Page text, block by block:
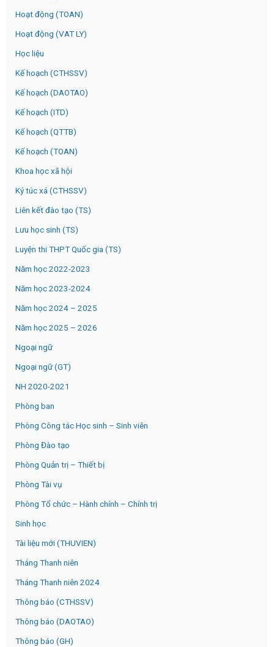
Hoạt động (TOAN)
Hoạt động (VAT LY)
Học liệu
Kế hoạch (CTHSSV)
Kế hoạch (DAOTAO)
Kế hoạch (ITD)
Kế hoạch (QTTB)
Kế hoạch (TOAN)
Khoa học xã hội
Ký túc xá (CTHSSV)
Liên kết đào tạo (TS)
Lưu học sinh (TS)
Luyện thi THPT Quốc gia (TS)
Năm học 2022-2023
Năm học 2023-2024
Năm học 2024 – 2025
Năm học 2025 – 2026
Ngoại ngữ
Ngoại ngữ (GT)
NH 2020-2021
Phòng ban
Phòng Công tác Học sinh – Sinh viên
Phòng Đào tạo
Phòng Quản trị – Thiết bị
Phòng Tài vụ
Phòng Tổ chức – Hành chính – Chính trị
Sinh học
Tài liệu mới (THUVIEN)
Tháng Thanh niên
Tháng Thanh niên 2024
Thông báo (CTHSSV)
Thông báo (DAOTAO)
Thông báo (GH)